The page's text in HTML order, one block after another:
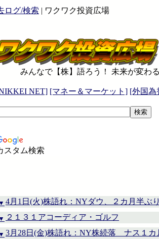
ログ/検索 | ワクワク投資広場
みんなで【株】語ろう！ 未来が変わ
NET] [マネー＆マーケット] [外国為
スタム検索
4月1日(火)株語れ：NYダウ、２カ月半ぶ
２１３１アコーディア・ゴルフ
3月28日(金)株語れ：NY株続落 ナス１カ